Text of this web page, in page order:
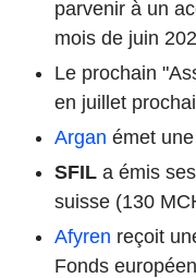
parvenir à un
mois de juin
Le prochain
en juillet
Argan émet
SFIL a émis
suisse (130
Afyren reçoit
Fonds